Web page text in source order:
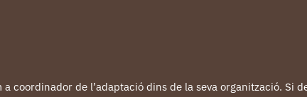
coordinador de l’adaptació dins de la seva organització.